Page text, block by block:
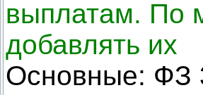
выплатам. По
добавлять их
Основные: ФЗ